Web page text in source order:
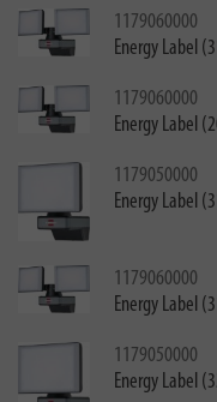
1179060000
Energy Label
1179060000
Energy Label
1179050000
Energy Label
1179060000
Energy Label
1179050000
Energy Label